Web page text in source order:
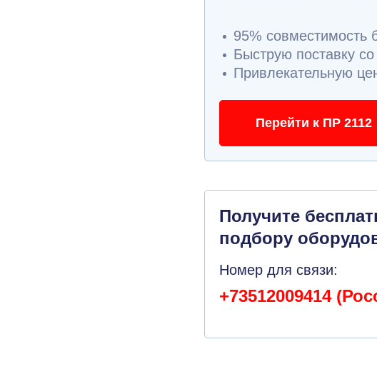
95% совместимость
Быструю поставку
Привлекательную
Перейти к ПР 2112
Получите
подбору
Номер для связи:
+73512009414